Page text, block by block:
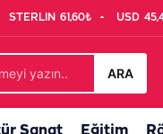
STERLIN 61,60₺ USD
ARA
Sanat Eğitim
cümbüşü...